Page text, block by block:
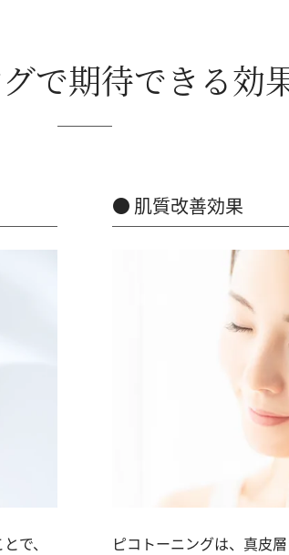
で期待できる効
で、
肌質改善効果
ピコトーニングは、真皮